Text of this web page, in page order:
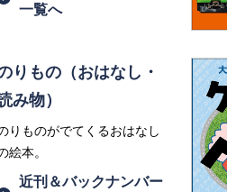
一覧へ
りもの（おはなし・
み物）
りものがでてくるおはなし
絵本。
近刊＆バックナンバー